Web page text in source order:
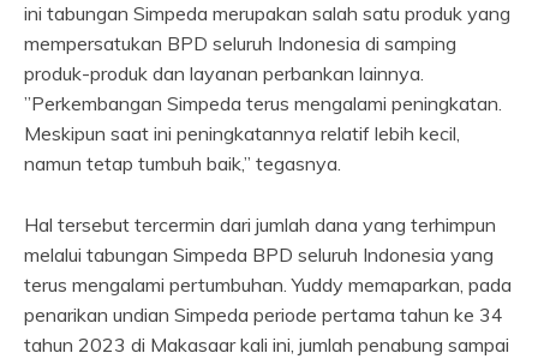
ini tabungan Simpeda merupakan salah satu produk yang
mempersatukan BPD seluruh Indonesia di samping
produk-produk dan layanan perbankan lainnya.
”Perkembangan Simpeda terus mengalami peningkatan.
Meskipun saat ini peningkatannya relatif lebih kecil,
namun tetap tumbuh baik,” tegasnya.
Hal tersebut tercermin dari jumlah dana yang terhimpun
melalui tabungan Simpeda BPD seluruh Indonesia yang
terus mengalami pertumbuhan. Yuddy memaparkan, pada
penarikan undian Simpeda periode pertama tahun ke 34
tahun 2023 di Makasaar kali ini, jumlah penabung sampai